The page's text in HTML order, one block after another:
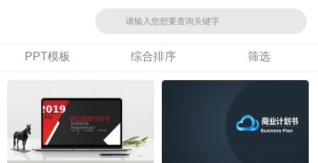
PPT模板 综合排序 筛选